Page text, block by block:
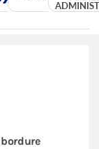
bordure